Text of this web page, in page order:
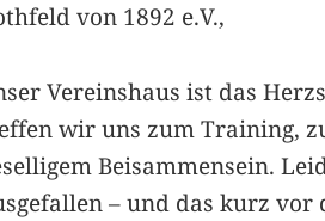
von 1892 e.V.,
Vereinshaus ist das
wir uns zum Training,
Beisammensein.
– und das kurz vor